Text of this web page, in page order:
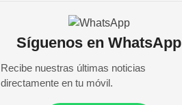
Síguenos en WhatsApp
Recibe nuestras últimas noticias
directamente en tu móvil.